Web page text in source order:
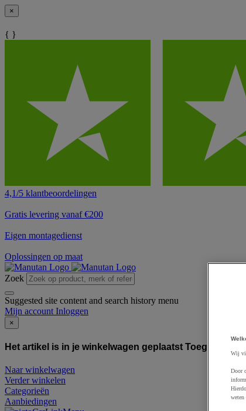
×
{ }
4,1/5 klantbeoordelingen
Gratis levering vanaf €200
Eigen montagedienst
Oplossingen op maat
Zoek
Suggested site content and search history menu
Mijn account Inloggen
×
Het artikel is in je winkelwagen geplaatst Toegevoegd
Naar winkelwagen
Verder winkelen
Categorieën
Aanbiedingen
Wij
Door